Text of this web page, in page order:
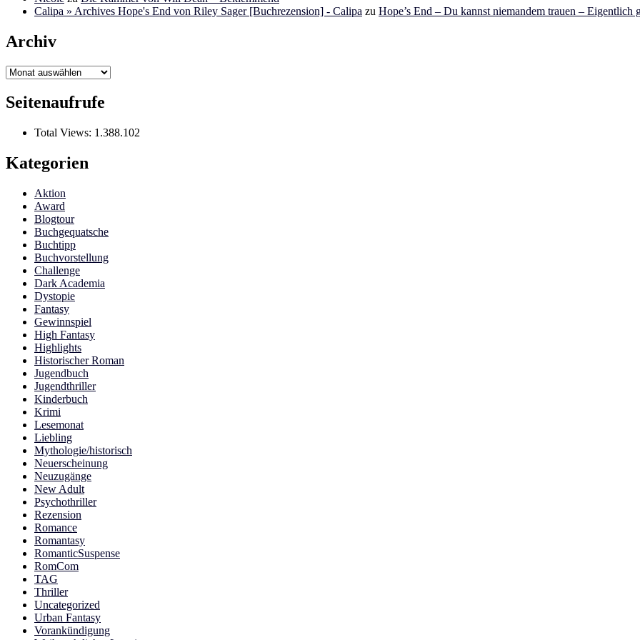
Calipa » Archives Hope's End von Riley Sager [Buchrezension] - Calipa zu Hope’s End – Du kannst niemandem trauen – Eigentlich
Archiv
Archiv
Seitenaufrufe
Total Views: 1.388.102
Kategorien
Aktion
Award
Blogtour
Buchgequatsche
Buchtipp
Buchvorstellung
Challenge
Dark Academia
Dystopie
Fantasy
Gewinnspiel
High Fantasy
Highlights
Historischer Roman
Jugendbuch
Jugendthriller
Kinderbuch
Krimi
Lesemonat
Liebling
Mythologie/historisch
Neuerscheinung
Neuzugänge
New Adult
Psychothriller
Rezension
Romance
Romantasy
RomanticSuspense
RomCom
TAG
Thriller
Uncategorized
Urban Fantasy
Vorankündigung